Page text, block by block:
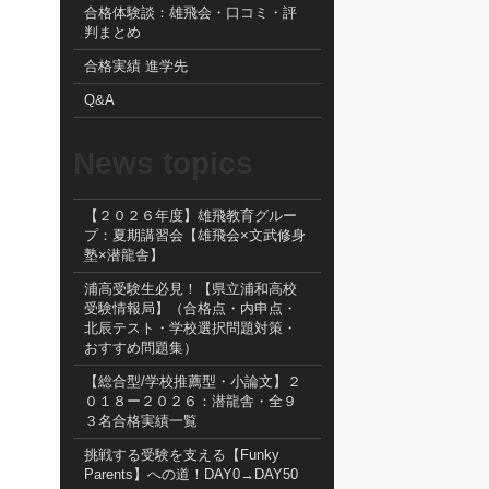
合格体験談：雄飛会・口コミ・評
判まとめ
合格実績 進学先
Q&A
【２０２６年度】雄飛教育グルー
プ：夏期講習会【雄飛会×文武修身
塾×潜龍舎】
浦高受験生必見！【県立浦和高校
受験情報局】（合格点・内申点・
北辰テスト・学校選択問題対策・
おすすめ問題集）
【総合型/学校推薦型・小論文】２
０１８ー２０２６：潜龍舎・全９
３名合格実績一覧
挑戦する受験を支える【Funky
Parents】への道！DAY0→DAY50